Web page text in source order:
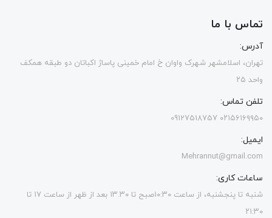
تماس با ما
آدرس:
تهران، اسلامشهر شهرک واوان خ امام خمینی پاساژ اکباتان دو طبقه همکف
واحد ۲۵
تلفن تماس:
۰۲۱۵۶۱۶۹۹۵۰ 09127518757
ایمیل:
Mehrannut@gmail.com
ساعات کاری:
شنبه تا پنجشنبه، از ساعت ۱۰:۳۰صبح تا ۱۳.۳۰ بعد از ظهر از ساعت ۱۷ تا
۲۱:۳۰